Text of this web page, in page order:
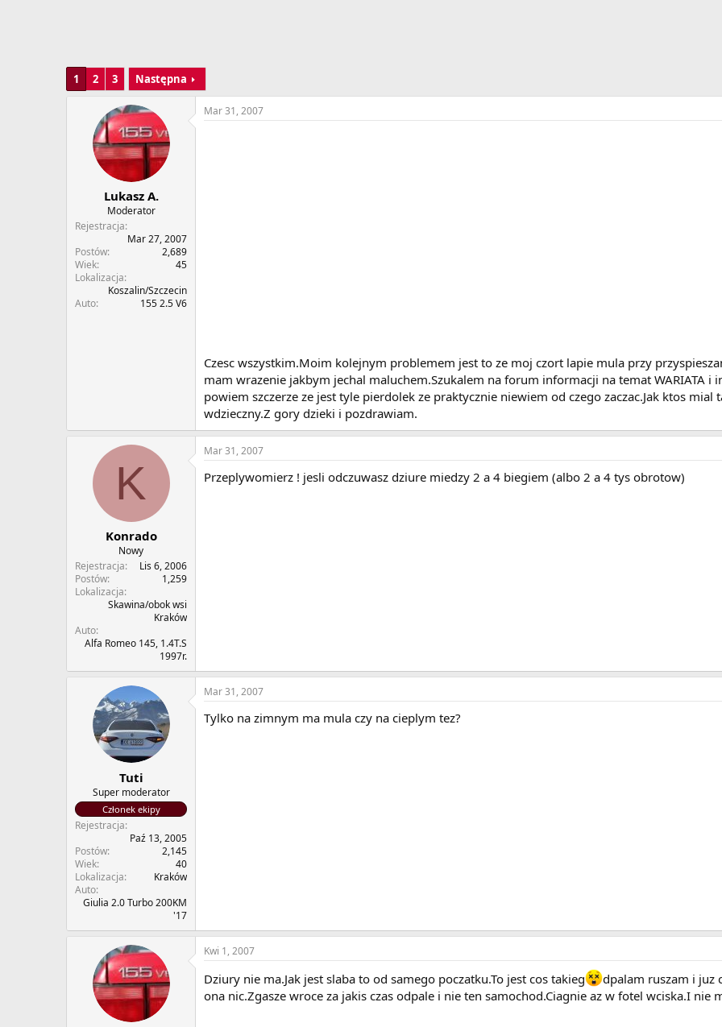
1 2 3 Następna
Lukasz A.
Moderator
Rejestracja
Mar 27, 2007
Postów
2,689
Wiek
45
Lokalizacja
Koszalin/Szczecin
Auto
155 2.5 V6
Mar 31, 2007
Czesc wszystkim.Moim kolejnym problemem jest to ze moj czort lapie mula przy
mam wrazenie jakbym jechal maluchem.Szukalem na forum informacji na temat WARIATA
powiem szczerze ze jest tyle pierdolek ze praktycznie niewiem od czego zaczac.Jak ktos
wdzieczny.Z gory dzieki i pozdrawiam.
K
Konrado
Nowy
Rejestracja
Lis 6, 2006
Postów
1,259
Lokalizacja
Skawina/obok wsi
Kraków
Auto
Alfa Romeo 145, 1.4T.S
1997r.
Mar 31, 2007
Przeplywomierz ! jesli odczuwasz dziure miedzy 2 a 4 biegiem (albo 2 a 4 tys obrotow)
Tuti
Super moderator
Członek ekipy
Rejestracja
Paź 13, 2005
Postów
2,145
Wiek
40
Lokalizacja
Kraków
Auto
Giulia 2.0 Turbo 200KM
'17
Mar 31, 2007
Tylko na zimnym ma mula czy na cieplym tez?
Kwi 1, 2007
Dziury nie ma.Jak jest slaba to od samego poczatku.To jest cos takieg
dpalam ruszam i juz
ona nic.Zgasze wroce za jakis czas odpale i nie ten samochod.Ciagnie az w fotel wciska.I nie